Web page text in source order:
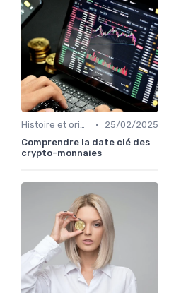
Histoire et origines des cryptomonnaies •
25/02/2025
Comprendre la date clé des
crypto-monnaies